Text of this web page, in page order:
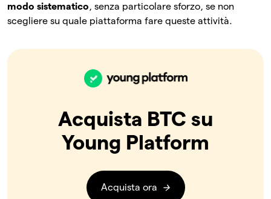
modo sistematico, senza particolare sforzo, se non
scegliere su quale piattaforma fare queste attività.
Acquista BTC su
Young Platform
Acquista ora